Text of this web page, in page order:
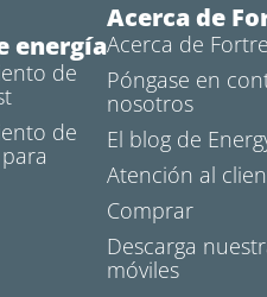
energía
de
de
Acerca de
Acerca de
Póngase en
nosotros
El blog de
Atención al
Comprar
Descarga
móviles